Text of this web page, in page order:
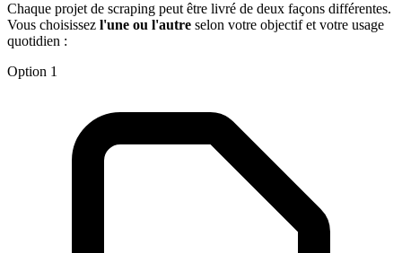
Chaque projet de scraping peut être livré de deux façons différentes.
Vous choisissez l'une ou l'autre selon votre objectif et votre usage
quotidien :
Option 1